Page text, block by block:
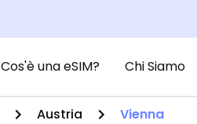
Cos'è una eSIM? Chi Siamo
Austria Vienna